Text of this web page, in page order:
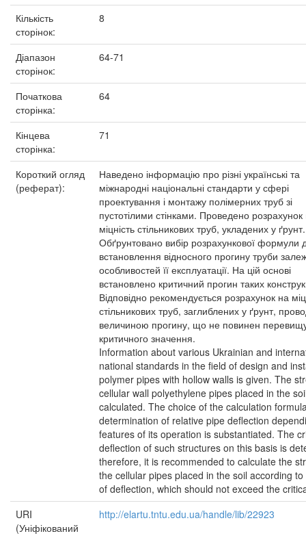
Кількість
сторінок:
8
Діапазон
сторінок:
64-71
Початкова
сторінка:
64
Кінцева
сторінка:
71
Короткий огляд
(реферат):
Наведено інформацію про різні українські та
міжнародні національні стандарти у сфері
проектування і монтажу полімерних труб зі
пустотілими стінками. Проведено розрахунок
міцність стільникових труб, укладених у ґрунт.
Обґрунтовано вибір розрахункової формули
встановлення відносного прогину труби
особливостей її експлуатації. На цій основі
встановлено критичний прогин таких
Відповідно рекомендується розрахунок на
стільникових труб, заглиблених у ґрунт,
величиною прогину, що не повинен
критичного значення.
Information about various Ukrainian and
national standards in the field of design and
polymer pipes with hollow walls is given. The
cellular wall polyethylene pipes placed in the
calculated. The choice of the calculation
determination of relative pipe deflection
features of its operation is substantiated. The
deflection of such structures on this basis is
therefore, it is recommended to calculate the
the cellular pipes placed in the soil according
of deflection, which should not exceed the
URI
(Уніфікований
http://elartu.tntu.edu.ua/handle/lib/22923